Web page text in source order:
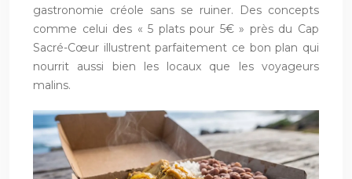
gastronomie créole sans se ruiner. Des concepts
comme celui des « 5 plats pour 5€ » près du Cap
Sacré-Cœur illustrent parfaitement ce bon plan qui
nourrit aussi bien les locaux que les voyageurs
malins.